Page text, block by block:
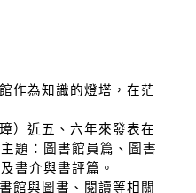
作為知識的燈塔，在茫
）近五、六年來發表在
題：圖書館員篇、圖書
書介與書評篇。
與圖書、閱讀等相關